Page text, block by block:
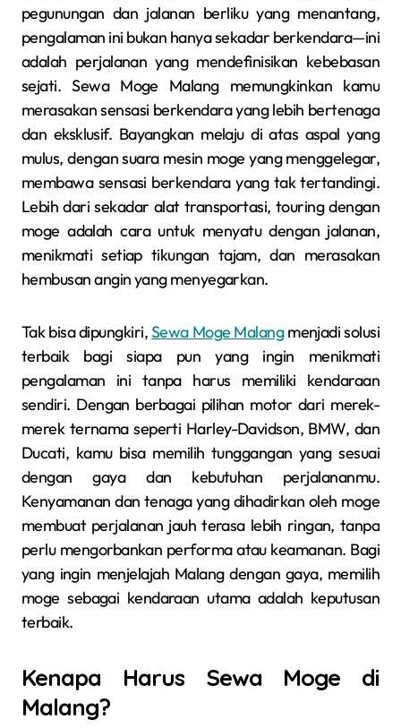
pegunungan dan jalanan berliku yang menantang,
pengalaman ini bukan hanya sekadar berkendara—ini
adalah perjalanan yang mendefinisikan kebebasan
sejati.Sewa Moge Malangmemungkinkan kamu
merasakan sensasi berkendara yang lebih bertenaga
dan eksklusif. Bayangkan melaju di atas aspal yang
mulus, dengan suara mesin moge yang menggelegar,
membawa sensasi berkendara yang tak tertandingi.
Lebih dari sekadar alat transportasi, touring dengan
moge adalah cara untuk menyatu dengan jalanan,
menikmati setiap tikungan tajam, dan merasakan
hembusan angin yang menyegarkan.
Tak bisa dipungkiri,Sewa Moge Malangmenjadi solusi
terbaik bagi siapa pun yang ingin menikmati
pengalaman ini tanpa harus memiliki kendaraan
sendiri. Dengan berbagai pilihan motor dari merek-
merek ternama seperti Harley-Davidson, BMW, dan
Ducati, kamu bisa memilih tunggangan yang sesuai
dengan gaya dan kebutuhan perjalananmu.
Kenyamanan dan tenaga yang dihadirkan oleh moge
membuat perjalanan jauh terasa lebih ringan, tanpa
perlu mengorbankan performa atau keamanan. Bagi
yang ingin menjelajah Malang dengan gaya, memilih
moge sebagai kendaraan utama adalah keputusan
terbaik.
Kenapa Harus Sewa Moge di
Malang?